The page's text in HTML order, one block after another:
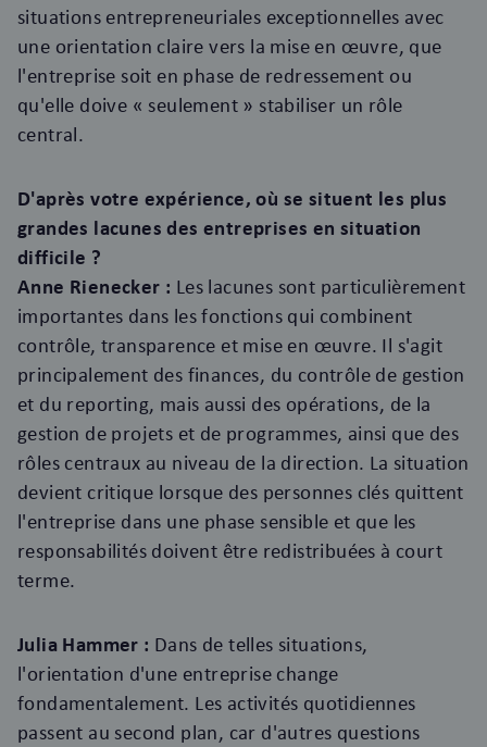
situations entrepreneuriales exceptionnelles avec
une orientation claire vers la mise en œuvre, que
l'entreprise soit en phase de redressement ou
qu'elle doive « seulement » stabiliser un rôle
central.
D'après votre expérience, où se situent les plus
grandes lacunes des entreprises en situation
difficile ?
Anne Rienecker : Les lacunes sont particulièrement
importantes dans les fonctions qui combinent
contrôle, transparence et mise en œuvre. Il s'agit
principalement des finances, du contrôle de gestion
et du reporting, mais aussi des opérations, de la
gestion de projets et de programmes, ainsi que des
rôles centraux au niveau de la direction. La situation
devient critique lorsque des personnes clés quittent
l'entreprise dans une phase sensible et que les
responsabilités doivent être redistribuées à court
terme.
Julia Hammer : Dans de telles situations,
l'orientation d'une entreprise change
fondamentalement. Les activités quotidiennes
passent au second plan, car d'autres questions